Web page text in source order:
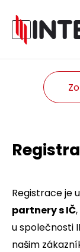
Registrace je
partnery s IČ
u společnosti
našim